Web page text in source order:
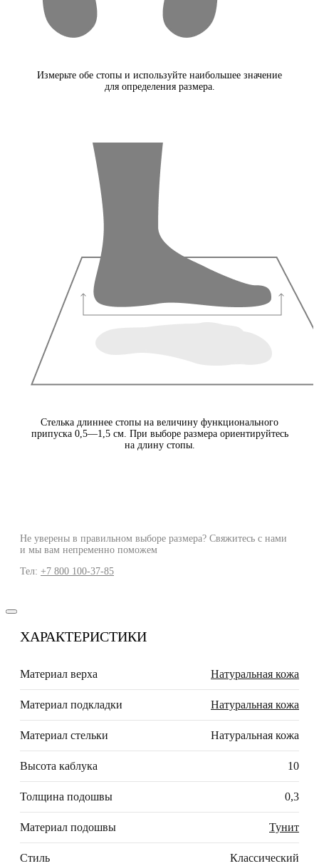
Измерьте обе стопы и используйте наибольшее значение
для определения размера.
Стелька длиннее стопы на величину функционального
припуска 0,5—1,5 см. При выборе размера ориентируйтесь
на длину стопы.
Не уверены в правильном выборе размера? Свяжитесь с нами
и мы вам непременно поможем
Тел: +7 800 100-37-85
ХАРАКТЕРИСТИКИ
Материал верха Натуральная кожа
Материал подкладки Натуральная кожа
Материал стельки Натуральная кожа
Высота каблука 10
Толщина подошвы 0,3
Материал подошвы Тунит
Стиль Классический